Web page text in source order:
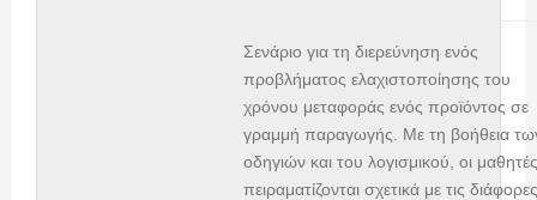
Σενάριο για τη διερεύνηση ενός
προβλήματος ελαχιστοποίησης του
χρόνου μεταφοράς ενός προϊόντος σε
γραμμή παραγωγής. Με τη βοήθεια
οδηγιών και του λογισμικού, οι μαθητές
πειραματίζονται σχετικά με τις διάφορες